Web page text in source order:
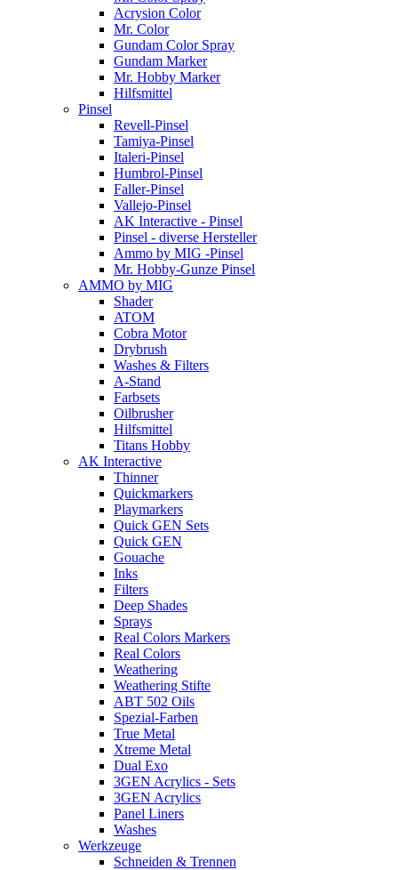
Acrysion Color
Mr. Color
Gundam Color Spray
Gundam Marker
Mr. Hobby Marker
Hilfsmittel
Pinsel
Revell-Pinsel
Tamiya-Pinsel
Italeri-Pinsel
Humbrol-Pinsel
Faller-Pinsel
Vallejo-Pinsel
AK Interactive - Pinsel
Pinsel - diverse Hersteller
Ammo by MIG -Pinsel
Mr. Hobby-Gunze Pinsel
AMMO by MIG
Shader
ATOM
Cobra Motor
Drybrush
Washes & Filters
A-Stand
Farbsets
Oilbrusher
Hilfsmittel
Titans Hobby
AK Interactive
Thinner
Quickmarkers
Playmarkers
Quick GEN Sets
Quick GEN
Gouache
Inks
Filters
Deep Shades
Sprays
Real Colors Markers
Real Colors
Weathering
Weathering Stifte
ABT 502 Oils
Spezial-Farben
True Metal
Xtreme Metal
Dual Exo
3GEN Acrylics - Sets
3GEN Acrylics
Panel Liners
Washes
Werkzeuge
Schneiden & Trennen